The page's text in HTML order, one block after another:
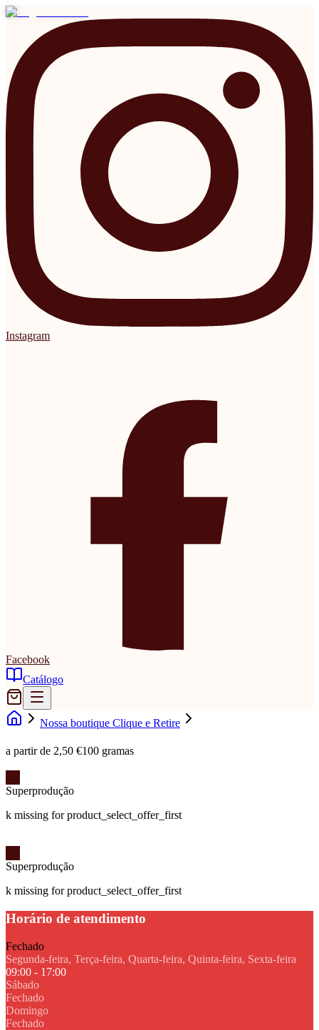
Instagram
Facebook
Catálogo
Nossa boutique Clique e Retire
a partir de 2,50 €100 gramas
Superprodução
k missing for product_select_offer_first
Superprodução
k missing for product_select_offer_first
Horário de atendimento
Fechado
Segunda-feira, Terça-feira, Quarta-feira, Quinta-feira, Sexta-feira
09:00 - 17:00
Sábado
Fechado
Domingo
Fechado